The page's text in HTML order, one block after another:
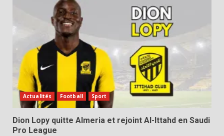
Actualités Football Sport
Dion Lopy quitte Almeria et rejoint Al-Ittahd en Saudi
Pro League